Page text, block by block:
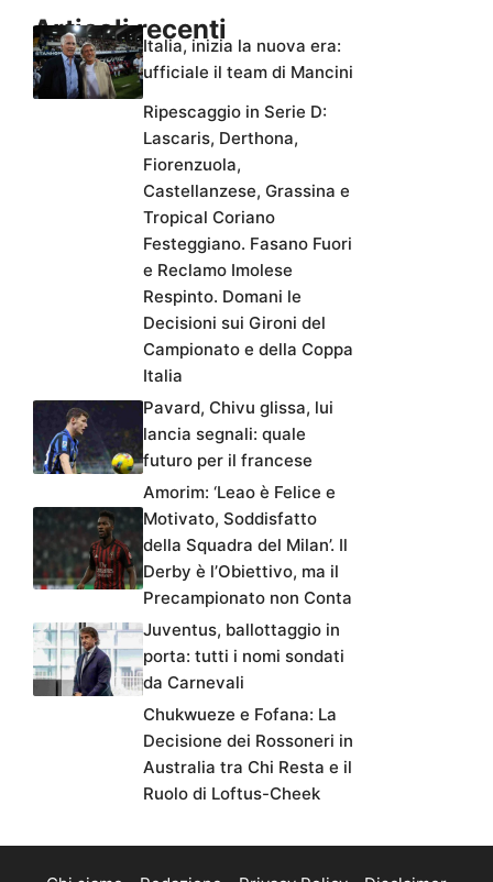
Articoli recenti
Italia, inizia la nuova era:
ufficiale il team di Mancini
Ripescaggio in Serie D:
Lascaris, Derthona,
Fiorenzuola,
Castellanzese, Grassina e
Tropical Coriano
Festeggiano. Fasano Fuori
e Reclamo Imolese
Respinto. Domani le
Decisioni sui Gironi del
Campionato e della Coppa
Italia
Pavard, Chivu glissa, lui
lancia segnali: quale
futuro per il francese
Amorim: ‘Leao è Felice e
Motivato, Soddisfatto
della Squadra del Milan’. Il
Derby è l’Obiettivo, ma il
Precampionato non Conta
Juventus, ballottaggio in
porta: tutti i nomi sondati
da Carnevali
Chukwueze e Fofana: La
Decisione dei Rossoneri in
Australia tra Chi Resta e il
Ruolo di Loftus-Cheek